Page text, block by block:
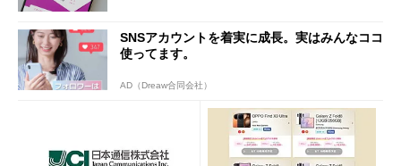
SNSアカウントを着実に成長。実はみんなココ
使ってます。
AD（Dreaw合同会社）